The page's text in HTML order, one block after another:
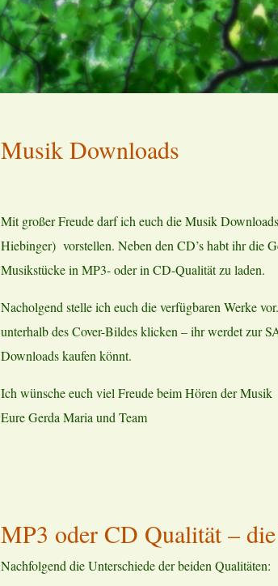
Musik Downloads
Mit großer Freude darf ich euch die Musik
Hiebinger) vorstellen. Neben den CD’s habt ihr die
Musikstücke in MP3- oder in CD-Qualität zu laden.
Nacholgend stelle ich euch die verfügbaren Werke
unterhalb des Cover-Bildes klicken – ihr werdet zur
Downloads kaufen könnt.
Ich wünsche euch viel Freude beim Hören der Musik
Eure Gerda Maria und Team
MP3 oder CD Qualität –
Nachfolgend die Unterschiede der beiden Qualitäten: